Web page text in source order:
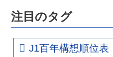
注目のタグ
J1百年構想順位表